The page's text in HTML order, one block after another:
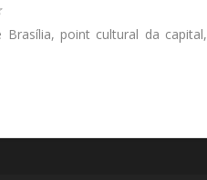
point cultural da capital,